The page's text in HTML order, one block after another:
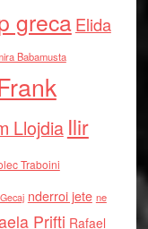
grecaElida
Babamusta
Llojdia Ilir
Traboini
nderroi jete ne
Prifti Rafael